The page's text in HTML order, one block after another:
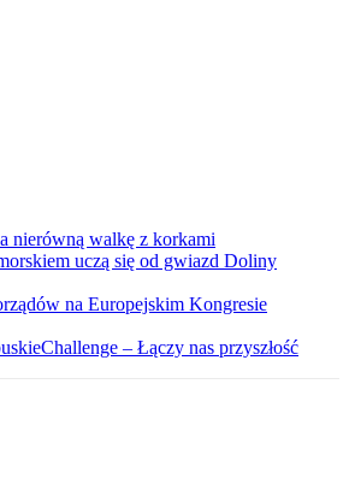
nierówną walkę z korkami
uczą się od gwiazd Doliny
na Europejskim Kongresie
– Łączy nas przyszłość